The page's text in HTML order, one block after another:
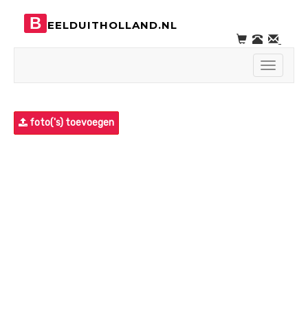
B EELDUITHOLLAND.NL
Toggle
foto('s) toevoegen